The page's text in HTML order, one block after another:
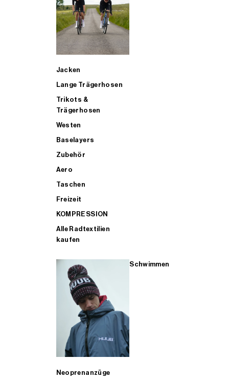
Jacken
Lange Trägerhosen
Trikots &
Trägerhosen
Westen
Baselayers
Zubehör
Aero
Taschen
Freizeit
KOMPRESSION
Alle Radtextilien
kaufen
Schwimmen
Neoprenanzüge
ALLE TRIATHLONARTIKEL FÜR MÄNNER KAUFEN